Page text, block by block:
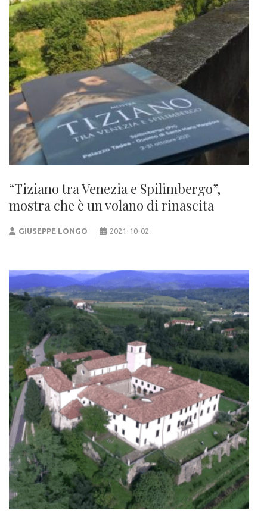
“Tiziano tra Venezia e Spilimbergo”,
mostra che è un volano di rinascita
GIUSEPPE LONGO 2021-10-02